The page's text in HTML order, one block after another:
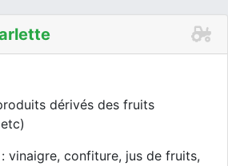
dérivés des fruits
: vinaigre, confiture, jus de fruits,